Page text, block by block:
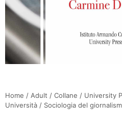
Home / Adult / Collane / University
Università / Sociologia del